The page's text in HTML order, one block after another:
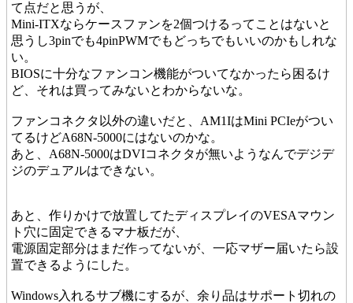
て点だと思うが、
Mini-ITXならケースファンを2個つけるってことはないと
思うし3pinでも4pinPWMでもどっちでもいいのかもしれな
い。
BIOSに十分なファンコン機能がついてなかったら困るけ
ど、それは買ってみないとわからないな。
ファンコネクタ以外の違いだと、AM1IはMini PCIeがつい
てるけどA68N-5000にはないのかな。
あと、A68N-5000はDVIコネクタが無いようなんでデジデ
ジのデュアルはできない。
あと、作りかけで放置してたディスプレイのVESAマウン
ト穴に固定できるマナ板だが、
電源固定部分はまだ作ってないが、一応マザー届いたら設
置できるようにした。
Windows入れるサブ機にするが、余り品はサポート切れの